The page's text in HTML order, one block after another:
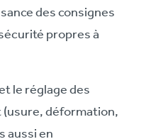
des consignes
propres à
le réglage des
déformation,
aussi en